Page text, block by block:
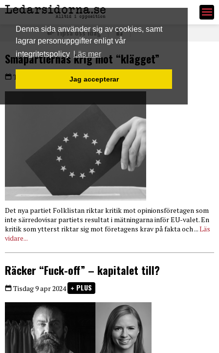
Denna sida använder sig av cookies, samt
lagrar personuppgifter enligt vår
integritetspolicy Läs mer
Jag accepterar
Ledarsidorna.se
Tipsa oss idag
Småpartiernas krig mot “klägget”
Torsdag 30 maj 2024 PLUS
Det nya partiet Folklistan riktar kritik mot opinionsföretagen som
inte särredovisar partiets resultat i mätningarna inför EU-valet. En
kritik som ytterst riktar sig mot företagens krav på fakta och ...Läs
vidare...
Räcker “Fuck-off” – kapitalet till?
Tisdag 9 apr 2024 PLUS